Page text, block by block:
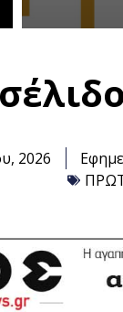
2026